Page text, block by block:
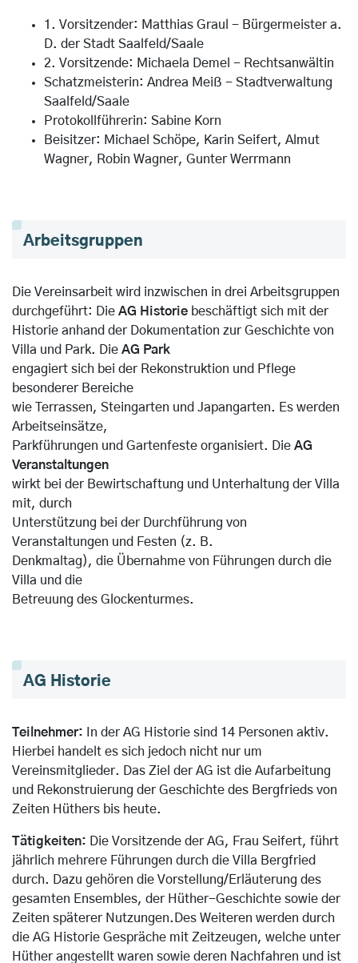
1. Vorsitzender: Matthias Graul - Bürgermeister a.
D. der Stadt Saalfeld/Saale
2. Vorsitzende: Michaela Demel - Rechtsanwältin
Schatzmeisterin: Andrea Meiß - Stadtverwaltung
Saalfeld/Saale
Protokollführerin: Sabine Korn
Beisitzer: Michael Schöpe, Karin Seifert, Almut
Wagner, Robin Wagner, Gunter Werrmann
Arbeitsgruppen
Die Vereinsarbeit wird inzwischen in drei Arbeitsgruppen
durchgeführt: Die AG Historie beschäftigt sich mit der
Historie anhand der Dokumentation zur Geschichte von
Villa und Park. Die AG Park
engagiert sich bei der Rekonstruktion und Pflege
besonderer Bereiche
wie Terrassen, Steingarten und Japangarten. Es werden
Arbeitseinsätze,
Parkführungen und Gartenfeste organisiert. Die AG
Veranstaltungen
wirkt bei der Bewirtschaftung und Unterhaltung der Villa
mit, durch
Unterstützung bei der Durchführung von
Veranstaltungen und Festen (z. B.
Denkmaltag), die Übernahme von Führungen durch die
Villa und die
Betreuung des Glockenturmes.
AG Historie
Teilnehmer:
In der AG Historie sind 14 Personen aktiv.
Hierbei handelt es sich jedoch nicht nur um
Vereinsmitglieder.
Das Ziel der AG ist die Aufarbeitung
und Rekonstruierung der Geschichte des Bergfrieds von
Zeiten Hüthers bis heute.
Tätigkeiten:
Die Vorsitzende der AG, Frau Seifert, führt
jährlich mehrere Führungen durch die Villa Bergfried
durch. Dazu gehören die Vorstellung/Erläuterung des
gesamten Ensembles, der Hüther-Geschichte sowie der
Zeiten späterer Nutzungen. Des Weiteren werden durch
die AG Historie Gespräche mit Zeitzeugen, welche unter
Hüther angestellt waren sowie deren Nachfahren und ist